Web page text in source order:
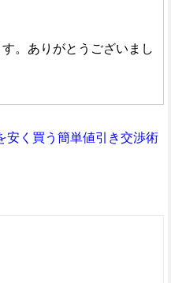
。ありがとうございまし
安く買う簡単値引き交渉術